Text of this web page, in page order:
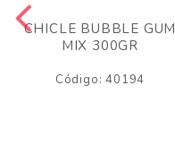
CHICLE BUBBLE GUM
MIX 300GR
Código: 40194